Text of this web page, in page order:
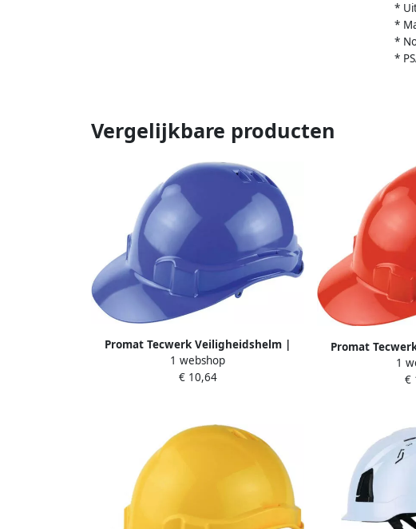
*
*
*
*
Vergelijkbare producten
Promat Tecwerk Veiligheidshelm |
ProCap | blauw | polyethyleen | EN
397 4000370262
1 webshop
€ 10,64
Promat
ProCap | rood |
1
€